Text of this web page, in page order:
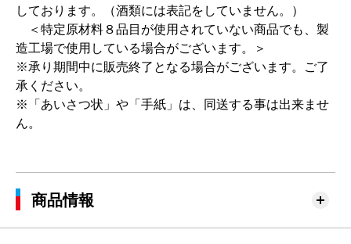
しております。（酒類には表記をしていません。）
＜特定原材料８品目が使用されていない商品でも、製
造工場で使用している場合がございます。＞
※承り期間中に販売終了となる場合がございます。ご了
承ください。
※「あいさつ状」や「手紙」は、同送する事は出来ませ
ん。
商品情報